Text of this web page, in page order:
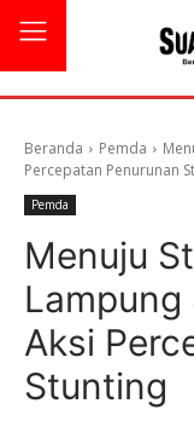
Beranda Pemda
Percepatan Penurunan
Pemda
Menuju
Lampung
Aksi
Stunting